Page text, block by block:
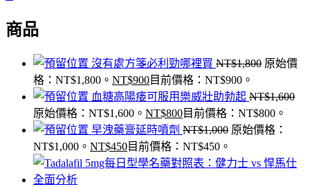
商品
沒有處方箋必利勁哪裡買 NT$1,800 原始價
格：NT$1,800。 NT$900目前價格：NT$900。
血糖高陽痿可服用樂威壯助勃起 NT$1,600
原始價格：NT$1,600。 NT$800目前價格：NT$800。
早洩藥膏延時噴劑 NT$1,000 原始價格：
NT$1,000。 NT$450目前價格：NT$450。